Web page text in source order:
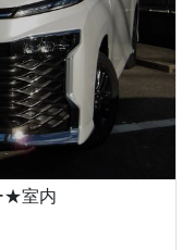
★室内